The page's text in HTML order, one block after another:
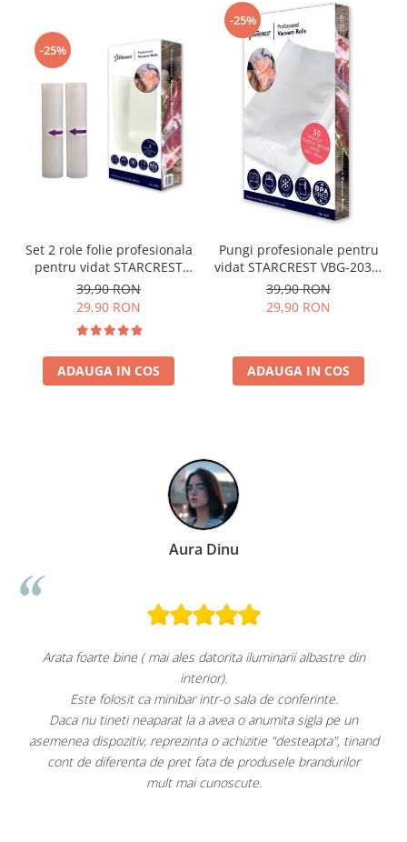
-25%
Set 2 role folie profesionala
pentru vidat STARCREST
VRL-2850, 28 x 500 cm,
rezistente, reutilizabile,
sous vide, lavabile in
masina de spalat, fara BPA,
transparent
39,90 RON
29,90 RON
ADAUGA IN COS
-25%
Pungi profesionale pentru
vidat STARCREST VBG-2030,
50 bucati, 20x30 cm,
rezistente, reutilizabile,
sous vide, lavabile in
transparent
39,90 RON
29,90 RON
ADAUGA IN COS
Aura Dinu
Arata foarte bine ( mai ales datorita iluminarii albastre din
interior).
Este folosit ca minibar intr-o sala de conferinte.
Daca nu tineti neaparat la a avea o anumita sigla pe un
asemenea dispozitiv, reprezinta o achizitie "desteapta", tinand
cont de diferenta de pret fata de produsele brandurilor
mult mai cunoscute.